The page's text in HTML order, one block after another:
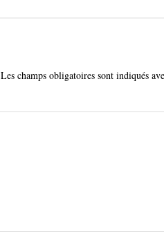
Les champs obligatoires sont indiqués